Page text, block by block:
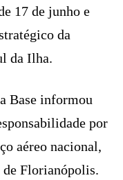
17 de junho e
da
da Ilha.
Base informou
por
aéreo nacional,
Florianópolis.